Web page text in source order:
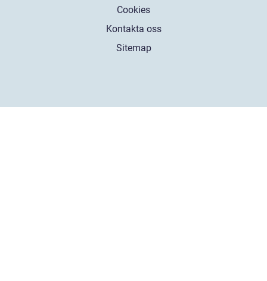
Cookies
Kontakta oss
Sitemap